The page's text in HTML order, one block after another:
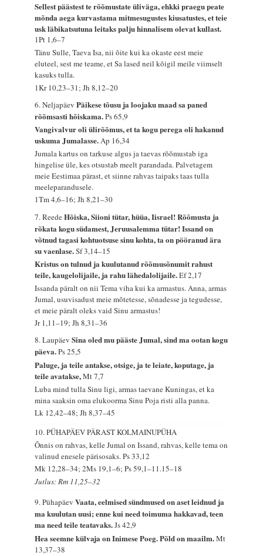
Sellest päästest te rõõmustate üliväga, ehkki praegu peate
mõnda aega kurvastama mitmesugustes kiusatustes, et teie
usk läbikatsutuna leitaks palju hinnalisem olevat kullast.
1Pt 1,6–7
Tänu Sulle, Taeva Isa, nii õite kui ka okaste eest meie
eluteel, sest me teame, et Sa lased neil kõigil meile viimselt
kasuks tulla.
1Kr 10,23–31; Jh 8,12–20
6. NeljapäevPäikese tõusu ja loojaku maad sa paned
rõõmsasti hõiskama.Ps 65,9
Vangivalvur oli ülirõõmus, et ta kogu perega oli hakanud
uskuma Jumalasse.Ap 16,34
Jumala kartus on tarkuse algus ja taevas rõõmustab iga
hingelise üle, kes otsustab meelt parandada. Palvetagem
meie Eestimaa pärast, et siinne rahvas taipaks taas tulla
meeleparandusele.
1Tm 4,6–16; Jh 8,21–30
7. ReedeHõiska, Siioni tütar, hüüa, Iisrael! Rõõmusta ja
rõkata kogu südamest, Jeruusalemma tütar! Issand on
võtnud tagasi kohtuotsuse sinu kohta, ta on pööranud ära
su vaenlase.Sf 3,14–15
Kristus on tulnud ja kuulutanud rõõmusõnumit rahust
teile, kaugelolijaile, ja rahu lähedalolijaile.Ef 2,17
Issanda päralt on nii Tema viha kui ka armastus. Anna, armas
Jumal, usuvisadust meie mõtetesse, sõnadesse ja tegudesse,
et meie päralt oleks vaid Sinu armastus!
Jr 1,11–19; Jh 8,31–36
8. LaupäevSina oled mu pääste Jumal, sind ma ootan kogu
päeva.Ps 25,5
Paluge, ja teile antakse, otsige, ja te leiate, koputage, ja
teile avatakse,Mt 7,7
Luba mind tulla Sinu ligi, armas taevane Kuningas, et ka
mina saaksin oma elukoorma Sinu Poja risti alla panna.
Lk 12,42–48; Jh 8,37–45
10. PÜHAPÄEV PÄRAST KOLMAINUPÜHA
Õnnis on rahvas, kelle Jumal on Issand, rahvas, kelle tema on
valinud enesele pärisosaks.Ps 33,12
Mk 12,28–34; 2Ms 19,1–6; Ps 59,1–11.15–18
Jutlus: Rm 11,25–32
9. PühapäevVaata, eelmised sündmused on aset leidnud ja
ma kuulutan uusi; enne kui need toimuma hakkavad, teen
ma need teile teatavaks.Js 42,9
Hea seemne külvaja on Inimese Poeg. Põld on maailm.Mt
13,37–38